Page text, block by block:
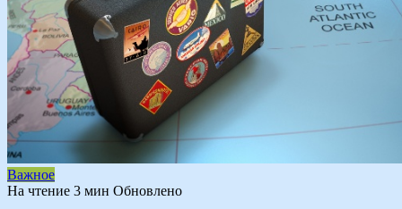
Важное
На чтение 3 мин Обновлено